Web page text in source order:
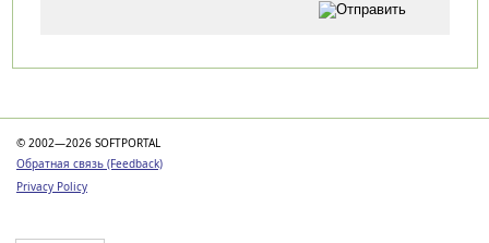
© 2002—2026 SOFTPORTAL
Обратная связь (Feedback)
Privacy Policy